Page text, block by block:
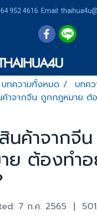
952 4616 Email:
บทความทั้งหมด
บทค
ค้าจากจีน ถูกกฎหมาย ต้
สินค้าจากจี
ย ต้องทำอ
7 ก.ค. 2565 |